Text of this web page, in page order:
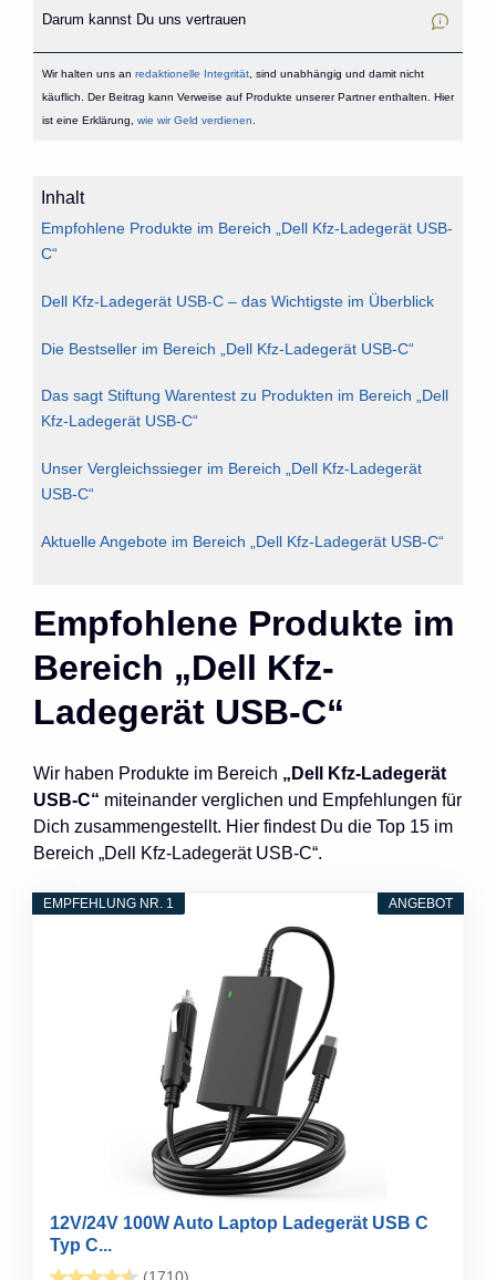
Darum kannst Du uns vertrauen
Wir halten uns an redaktionelle Integrität, sind unabhängig und damit nicht
käuflich. Der Beitrag kann Verweise auf Produkte unserer Partner enthalten. Hier
ist eine Erklärung, wie wir Geld verdienen
Inhalt
Empfohlene Produkte im Bereich „Dell Kfz-Ladegerät USB-
C“
Dell Kfz-Ladegerät USB-C – das Wichtigste im Überblick
Die Bestseller im Bereich „Dell Kfz-Ladegerät USB-C“
Das sagt Stiftung Warentest zu Produkten im Bereich „Dell
Kfz-Ladegerät USB-C“
Unser Vergleichssieger im Bereich „Dell Kfz-Ladegerät
USB-C“
Aktuelle Angebote im Bereich „Dell Kfz-Ladegerät USB-C“
Empfohlene Produkte im
Bereich „Dell Kfz-
Ladegerät USB-C“
Wir haben Produkte im Bereich „Dell Kfz-Ladegerät
USB-C“ miteinander verglichen und Empfehlungen für
Dich zusammengestellt. Hier findest Du die Top 15 im
Bereich „Dell Kfz-Ladegerät USB-C“.
ANGEBOT
EMPFEHLUNG NR. 1
12V/24V 100W Auto Laptop Ladegerät USB C
Typ C...